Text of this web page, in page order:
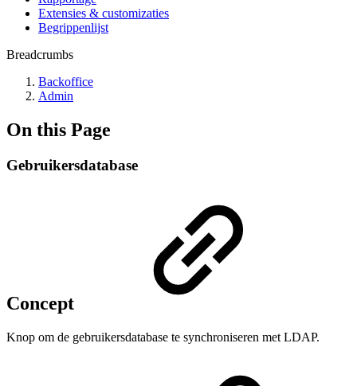
Extensies & customizaties
Begrippenlijst
Breadcrumbs
Backoffice
Admin
On this Page
Gebruikersdatabase
Concept
Knop om de gebruikersdatabase te synchroniseren met LDAP.